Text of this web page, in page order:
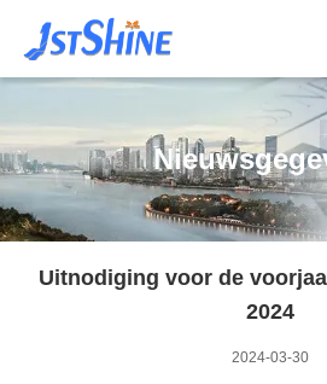
Uitnodiging voor de
2024
2024-03-30